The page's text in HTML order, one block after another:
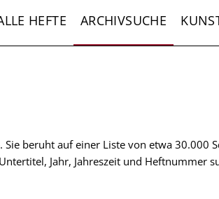
HEFTE ARCHIVSUCHE
beruht auf einer Liste von etwa 30.000
Jahr, Jahreszeit und Heftnummer